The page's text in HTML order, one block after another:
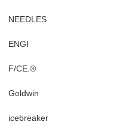
NEEDLES
ENGI
F/CE.®
Goldwin
icebreaker